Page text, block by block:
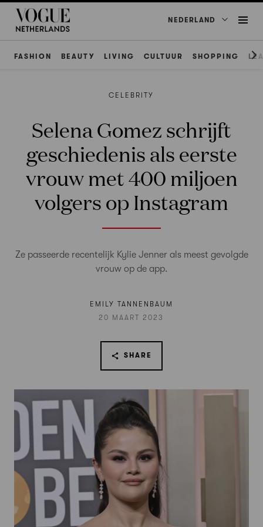
NEDERLAND
FASHION BEAUTY LIVING CULTUUR SHOPPING
CELEBRITY
Selena Gomez schrijft
geschiedenis als eerste
vrouw met 400 miljoen
volgers op Instagram
Ze passeerde recentelijk Kylie Jenner als meest gevolgde
vrouw op de app.
EMILY TANNENBAUM
20 MAART 2023
SHARE